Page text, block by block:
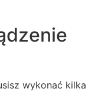
wykonać kilka